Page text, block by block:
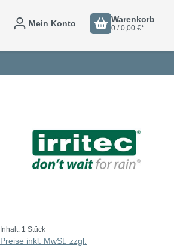
Mein Konto Warenkorb
0 / 0,00 €*
Inhalt: 1 Stück
Preise inkl. MwSt. zzgl.